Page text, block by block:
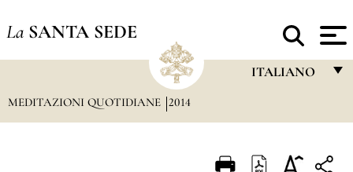
La SANTA SEDE
ITALIANO
ITALIANO
MEDITAZIONI QUOTIDIANE 2014